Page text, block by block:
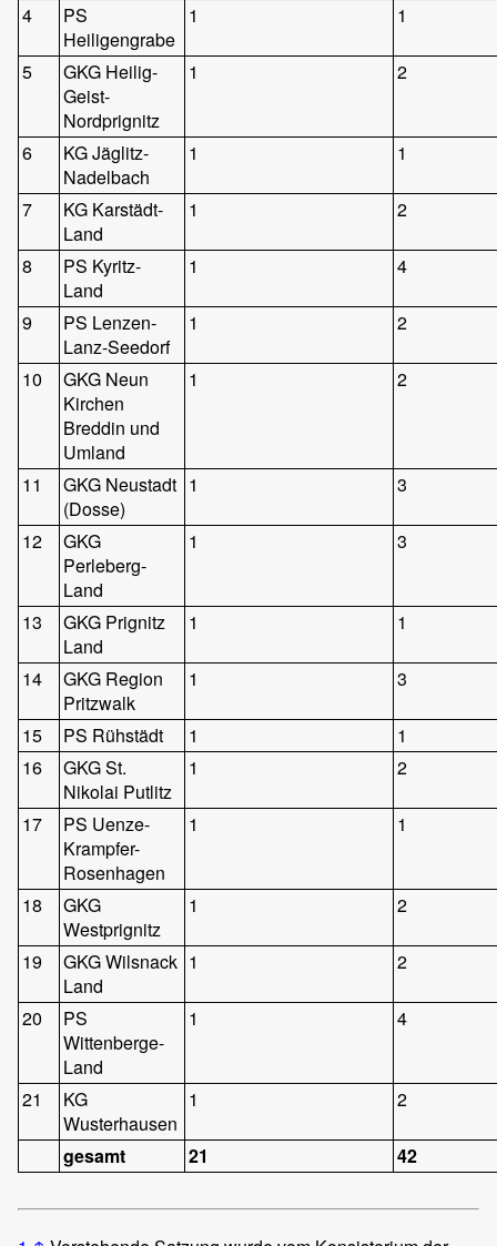
4
PS
Heiligengrabe
1 1
5
GKG Heilig-
Geist-
Nordprignitz
1 2
6
KG Jäglitz-
Nadelbach
1 1
7
KG Karstädt-
Land
1 2
8
PS Kyritz-
Land
1 4
9
PS Lenzen-
Lanz-Seedorf
1 2
10
GKG Neun
Kirchen
Breddin und
Umland
1 2
11
GKG Neustadt
(Dosse)
1 3
12
GKG
Perleberg-
Land
1 3
13
GKG Prignitz
Land
1 1
14
GKG Region
Pritzwalk
1 3
15 PS Rühstädt 1
1
16
GKG St.
Nikolai Putlitz
1 2
17
PS Uenze-
Krampfer-
Rosenhagen
1 1
18
GKG
Westprignitz
1 2
19
GKG Wilsnack
Land
1 2
20
PS
Wittenberge-
Land
1 4
21
KG
Wusterhausen
1 2
gesamt 21 42